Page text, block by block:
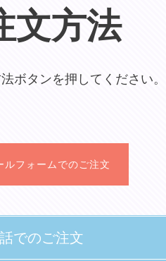
文方法
ボタンを押してください。
ルフォームでのご注文
でのご注文